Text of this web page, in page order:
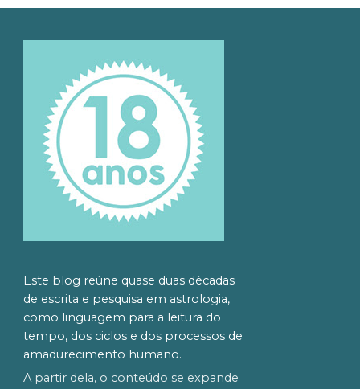
Este blog reúne quase duas décadas
de escrita e pesquisa em astrologia,
como linguagem para a leitura do
tempo, dos ciclos e dos processos de
amadurecimento humano.
A partir dela, o conteúdo se expande